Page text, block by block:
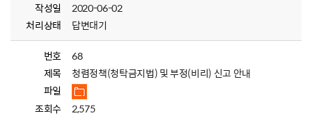
작성일
2020-06-02
처리상태
답변대기
번호
68
제목
청렴정책(청탁금지법) 및 부정(비리) 신고 안내
파일
조회수
2,575